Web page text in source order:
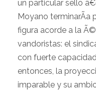
un particular sello
Moyano terminarÃ­a
figura acorde a la
vandoristas: el
con fuerte
entonces, la
imparable y su